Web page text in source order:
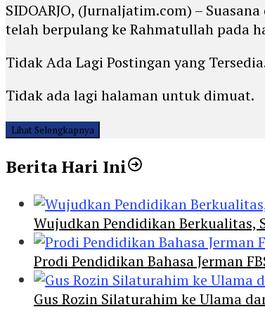
SIDOARJO, (Jurnaljatim.com) –
telah berpulang ke Rahmatullah pada
Tidak Ada Lagi Postingan yang
Tidak ada lagi halaman untuk dimuat.
Lihat Selengkapnya
Berita Hari Ini
Wujudkan Pendidikan Berkualitas,
Prodi Pendidikan Bahasa Jerman
Gus Rozin Silaturahim ke Ulama